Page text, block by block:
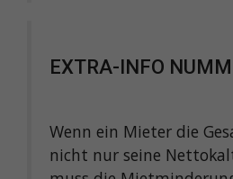
EXTRA-INFO
Wenn ein Mieter die
nicht nur seine